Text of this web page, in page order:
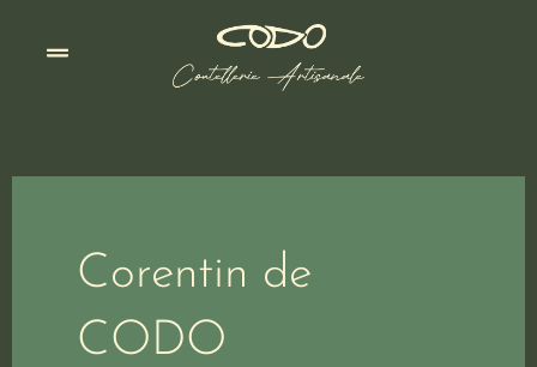
Corentin de
CODO